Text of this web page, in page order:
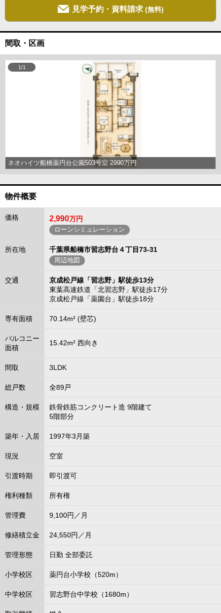
見学予約・資料請求 (無料)
間取・区画
ネオハイツ船橋薬円台公園503号室 2990万円
1/1
物件概要
価格 2,990万円
ローンシミュレーション
所在地 千葉県船橋市習志野台４丁目73-31
周辺地図
交通
京成松戸線「習志野」駅徒歩13分
東葉高速鉄道「北習志野」駅徒歩17分
京成松戸線「薬園台」駅徒歩18分
専有面積 70.14m² (壁芯)
バルコニー
面積
15.42m² 西向き
間取 3LDK
総戸数 全89戸
構造・規模
鉄骨鉄筋コンクリート造 9階建て
5階部分
築年・入居 1997年3月築
現況 空室
引渡時期 即引渡可
権利種類 所有権
管理費 9,100円／月
修繕積立金 24,550円／月
管理形態 日勤 全部委託
小学校区 薬円台小学校（520m）
中学校区 習志野台中学校（1680m）